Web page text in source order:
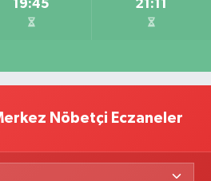
19:45 21:11
Nöbetçi Eczaneler